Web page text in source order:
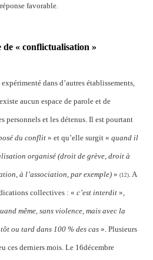
favorable.
de « conflictualisation »
dans d’autres établissements,
aucun espace de parole et de
personnels et les détenus. Il est pourtant
du conflit » et qu’elle surgit « quand il
organisé (droit de grève, droit à
à l’association, par exemple) » (12) . A
collectives : « c’est interdit »,
même, sans violence, mais avec la
ou tard dans 100 % des cas ». Plusieurs
ces derniers mois. Le 16décembre